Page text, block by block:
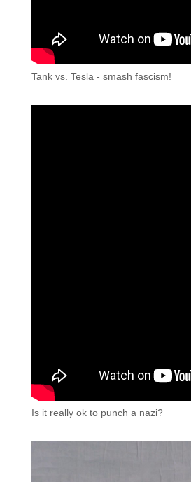
Tank vs. Tesla - smash fascism!
Is it really ok to punch a nazi?